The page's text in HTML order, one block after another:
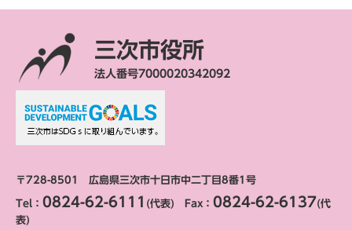
三次市役所
法人番号7000020342092
〒728-8501 広島県三次市十日市中二丁目8番1号
Tel： 0824-62-6111 (代表) Fax： 0824-62-6137(代
表)